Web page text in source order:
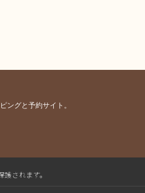
ングと予約サイト。
されます。